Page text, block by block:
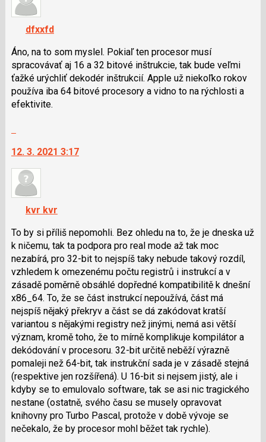
navigaci
lze
použít
i
klávesy
N
pro
pro
předchozí
nový
názor
dfxxfd
Áno, na to som myslel. Pokiaľ ten procesor musí
spracovávať aj 16 a 32 bitové inštrukcie, tak bude veľmi
ťažké urýchliť dekodér inštrukcií. Apple už niekoľko rokov
používa iba 64 bitové procesory a vidno to na rýchlosti a
efektivite.
další
nový
názor.
navigaci
lze
použít
i
klávesy
N
pro
následující
a
P
pro
předchozí
nový
názor
12. 3. 2021 3:17
kvr kvr
To by si příliš nepomohli. Bez ohledu na to, že je dneska už
k ničemu, tak ta podpora pro real mode až tak moc
nezabírá, pro 32-bit to nejspíš taky nebude takový rozdíl,
vzhledem k omezenému počtu registrů i instrukcí a v
zásadě poměrně obsáhlé dopředné kompatibilitě k dnešní
x86_64. To, že se část instrukcí nepoužívá, část má
nejspíš nějaký překryv a část se dá zakódovat kratší
variantou s nějakými registry než jinými, nemá asi větší
význam, kromě toho, že to mírně komplikuje kompilátor a
dekódování v procesoru. 32-bit určitě neběží výrazně
pomaleji než 64-bit, tak instrukční sada je v zásadě stejná
(respektive jen rozšířená). U 16-bit si nejsem jistý, ale i
kdyby se to emulovalo software, tak se asi nic tragického
nestane (ostatně, svého času se musely opravovat
knihovny pro Turbo Pascal, protože v době vývoje se
nečekalo, že by procesor mohl běžet tak rychle).